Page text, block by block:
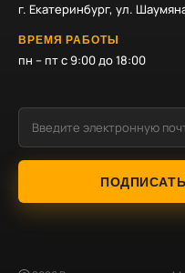
г. Екатеринбург, ул.
ВРЕМЯ РАБОТЫ
пн – пт с 9:00 до 18:00